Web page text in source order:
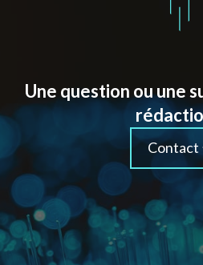
Une question ou une
Contact